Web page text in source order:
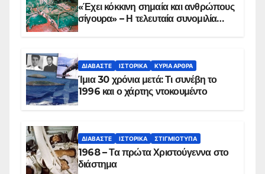
«Έχει κόκκινη σημαία και ανθρώπους
σίγουρα» – Η τελευταία συνομιλία
ΔΙΑΒΆΣΤΕ ΙΣΤΟΡΙΚΆ ΚΥΡΙΑ ΑΡΘΡΑ
Ίμια 30 χρόνια μετά: Τι συνέβη το
1996 και ο χάρτης ντοκουμέντο
ΔΙΑΒΆΣΤΕ ΙΣΤΟΡΙΚΆ ΣΤΙΓΜΙΌΤΥΠΑ
1968 – Τα πρώτα Χριστούγεννα στο
διάστημα